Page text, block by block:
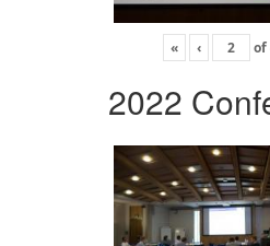
« ‹ of
2022